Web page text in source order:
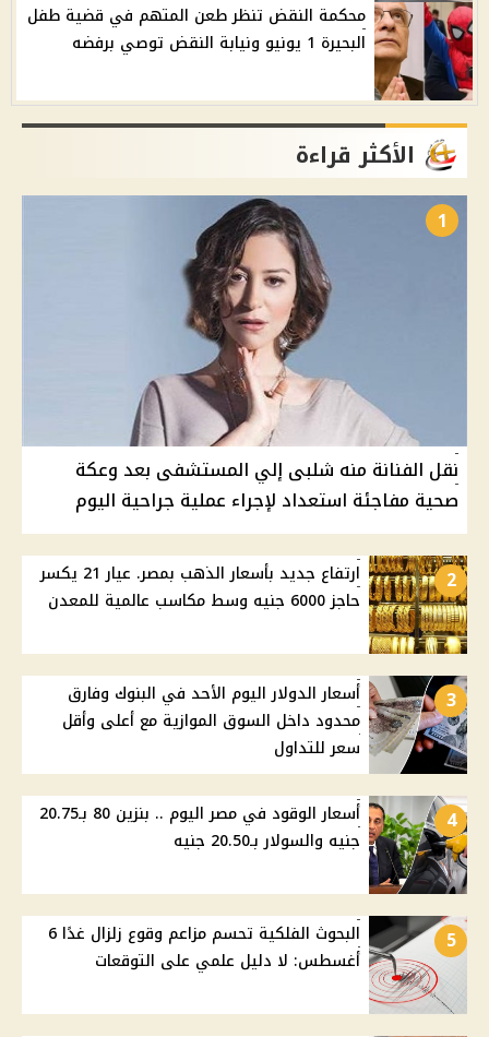
محكمة النقض تنظر طعن المتهم في قضية طفل
البحيرة 1 يونيو ونيابة النقض توصي برفضه
الأكثر قراءة
1
نقل الفنانة منه شلبى إلي المستشفى بعد وعكة
صحية مفاجئة استعداد لإجراء عملية جراحية اليوم
2
ارتفاع جديد بأسعار الذهب بمصر. عيار 21 يكسر
حاجز 6000 جنيه وسط مكاسب عالمية للمعدن
3
أسعار الدولار اليوم الأحد في البنوك وفارق
محدود داخل السوق الموازية مع أعلى وأقل
سعر للتداول
4
أسعار الوقود في مصر اليوم .. بنزين 80 بـ20.75
جنيه والسولار بـ20.50 جنيه
5
البحوث الفلكية تحسم مزاعم وقوع زلزال غدًا 6
أغسطس: لا دليل علمي على التوقعات